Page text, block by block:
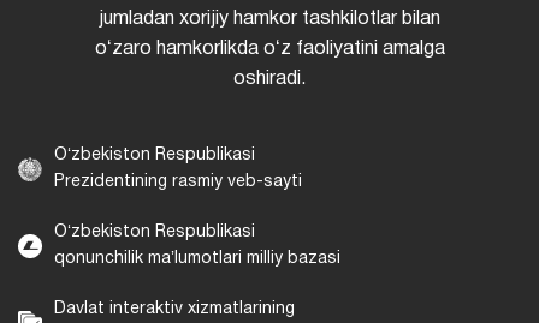
jumladan xorijiy hamkor tashkilotlar bilan
oʻzaro hamkorlikda oʻz faoliyatini amalga
oshiradi.
Oʻzbekiston Respublikasi
Prezidentining rasmiy veb-sayti
Oʻzbekiston Respublikasi
qonunchilik maʼlumotlari milliy bazasi
Davlat interaktiv xizmatlarining